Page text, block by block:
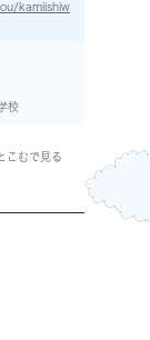
kamiishiw
校
こむで見る